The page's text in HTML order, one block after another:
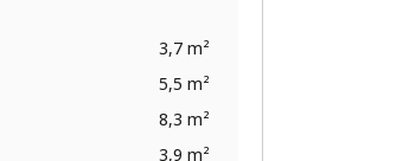
3,7 m²
5,5 m²
8,3 m²
3,9 m²